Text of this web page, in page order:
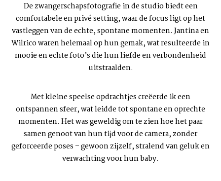
Dezwangerschapsfotografie in de studio biedt een
comfortabele en privé setting, waar de focus ligt op het
vastleggen van de echte, spontane momenten. Jantina en
Wilrico waren helemaal op hun gemak, wat resulteerde in
mooie en echte foto’s die hun liefde en verbondenheid
uitstraalden.
Met kleine speelse opdrachtjes creëerde ik een
ontspannen sfeer, wat leidde tot spontane en oprechte
momenten. Het was geweldig om te zien hoe het paar
samen genoot van hun tijd voor de camera, zonder
geforceerde poses – gewoon zijzelf, stralend van geluk en
verwachting voor hun baby.